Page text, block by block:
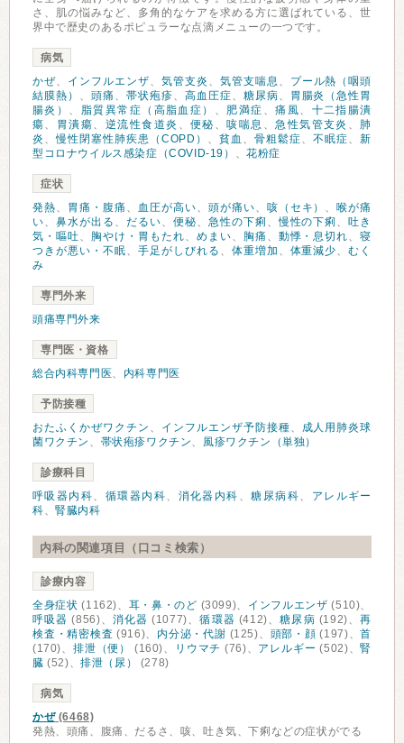
さ、肌の悩みなど、多角的なケアを求める方に選ばれている、世
界中で歴史のあるポピュラーな点滴メニューの一つです。
病気
かぜ、 インフルエンザ、 気管支炎 、 気管支喘息 、
プール熱（咽頭
結膜熱） 、 頭痛 、 帯状疱疹、 高血圧症、 糖尿病、
胃腸炎（急性胃
腸炎） 、 脂質異常症（高脂血症） 、 肥満症 、痛風、 十二指腸潰
瘍、 胃潰瘍、 逆流性食道炎 、 便秘 、咳喘息 、急性気管支炎 、 肺
炎 、慢性閉塞性肺疾患（COPD） 、貧血 、骨粗鬆症、不眠症、新
型コロナウイルス感染症（COVID-19） 、花粉症
症状
発熱、 胃痛・腹痛 、 血圧が高い、 頭が痛い、 咳（セキ） 、喉が痛
い、 鼻水が出る 、 だるい、 便秘、 急性の下痢 、慢性の下痢 、吐き
気・嘔吐、 胸やけ・胃もたれ、 めまい、 胸痛 、 動悸・息切れ、寝
つきが悪い・不眠、 手足がしびれる 、 体重増加 、 体重減少、むく
み
専門外来
頭痛専門外来
専門医・資格
総合内科専門医、 内科専門医
予防接種
おたふくかぜワクチン 、 インフルエンザ予防接種、
成人用肺炎球
菌ワクチン 、 帯状疱疹ワクチン、 風疹ワクチン（単独）
診療科目
呼吸器内科、 循環器内科、 消化器内科 、糖尿病科、 アレルギー
科、腎臓内科
内科の関連項目（口コミ検索）
診療内容
全身症状 (1162)、 耳・鼻・のど (3099)、 インフルエンザ (510)、
呼吸器 (856)、 消化器 (1077)、循環器 (412)、糖尿病 (192)、再
検査・精密検査 (916)、 内分泌・代謝 (125)、 頭部・顔 (197)、首
(170)、排泄（便） (160)、 リウマチ (76)、 アレルギー (502)、腎
臓 (52)、排泄（尿） (278)
病気
かぜ(6468)
発熱、頭痛、腹痛、だるさ、咳、吐き気、下痢などの症状がでる